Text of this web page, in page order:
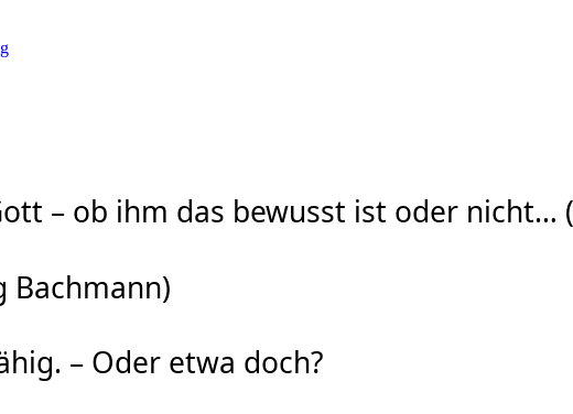
– ob ihm das bewusst ist oder nicht…
Bachmann)
– Oder etwa doch?